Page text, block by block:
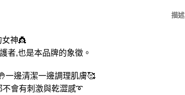
描述
神👸
者,也是本品牌的象徵。
一邊清潔一邊調理肌膚🥰
會有刺激與乾澀感➰